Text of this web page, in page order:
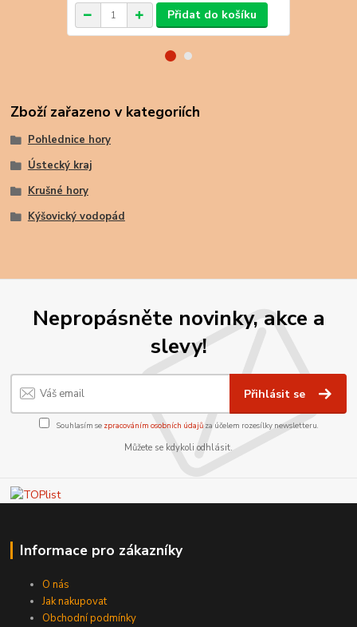
Přidat do košíku
Zboží zařazeno v kategoriích
Pohlednice hory
Ústecký kraj
Krušné hory
Kýšovický vodopád
Nepropásněte novinky, akce a
slevy!
Přihlásit se
Souhlasím se zpracováním osobních údajůza účelem rozesílky newsletteru.
Můžete se kdykoli odhlásit.
Informace pro zákazníky
O nás
Jak nakupovat
Obchodní podmínky